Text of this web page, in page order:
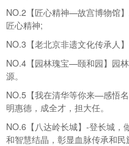
NO.2【匠心精神—故宫博物馆
匠心精神;
NO.3【老北京非遗文化传承人
NO.4【园林瑰宝—颐和园】园
源。
NO.5【我在清华等你来—感悟
明惠德，成全才，担大任。
NO.6【八达岭长城】-登长城，
和智慧结晶，彰显血脉传承和民